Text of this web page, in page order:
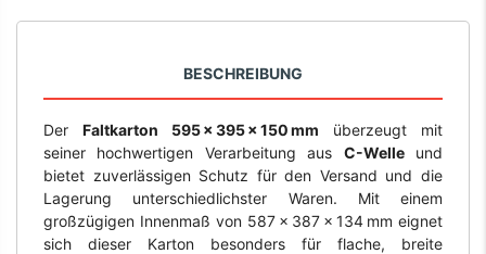
BESCHREIBUNG
Der Faltkarton 595 × 395 × 150 mm überzeugt mit
seiner hochwertigen Verarbeitung aus C-Welleund
bietet zuverlässigen Schutz für den Versand und die
Lagerung unterschiedlichster Waren. Mit einem
großzügigen Innenmaß von 587 × 387 × 134 mm eignet
sich dieser Karton besonders für flache, breite